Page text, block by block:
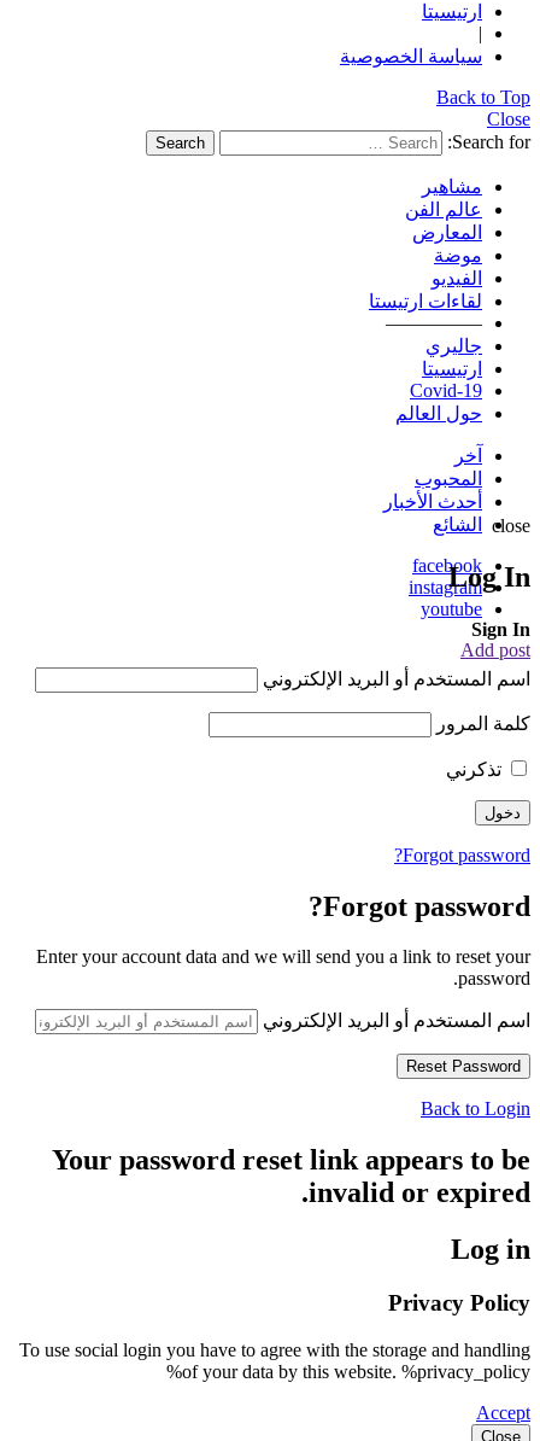
ارتيسيتا
|
سياسة الخصوصية
Back to Top
Close
Search for:
Search
مشاهير
عالم الفن
المعارض
موضة
الفيديو
لقاءات ارتيستا
—————
جاليري
ارتيسيتا
Covid-19
حول العالم
آخر
المحبوب
أحدث الأخبار
الشائع
facebook
instagram
youtube
Add post
close
Log In
Sign In
اسم المستخدم أو البريد الإلكتروني
كلمة المرور
تذكرني
Forgot password?
Forgot password?
Enter your account data and we will send you a link to reset your
password.
اسم المستخدم أو البريد الإلكتروني
Back to Login
Your password reset link appears to be
invalid or expired.
Log in
Privacy Policy
To use social login you have to agree with the storage and handling
of your data by this website. %privacy_policy%
Accept
Close